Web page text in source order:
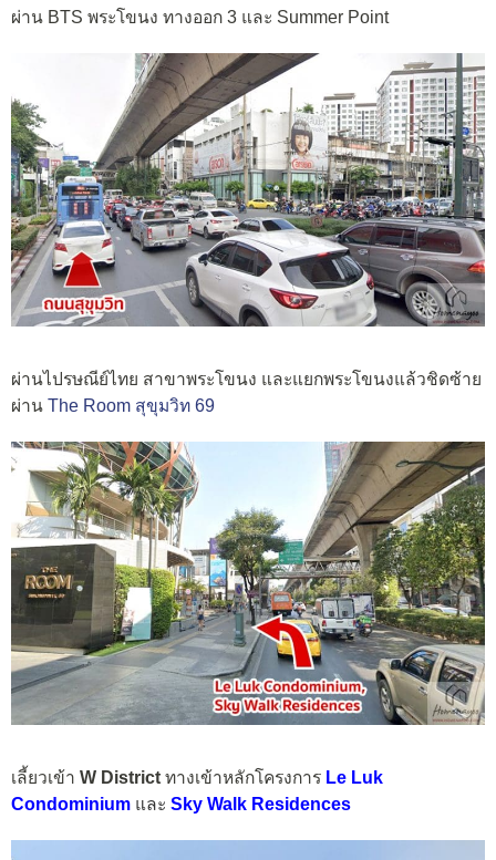
ผ่าน BTS พระโขนง ทางออก 3 และ Summer Point
ผ่านไปรษณีย์ไทย สาขาพระโขนง และแยกพระโขนงแล้วชิดซ้าย
ผ่าน The Room สุขุมวิท 69
เลี้ยวเข้า W District ทางเข้าหลักโครงการ Le Luk
Condominium และ Sky Walk Residences